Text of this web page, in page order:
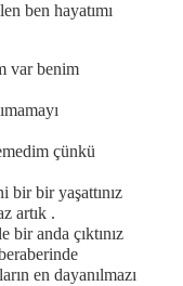
ben hayatımı
var benim
çünkü
bir bir yaşattınız
artık .
bir anda çıktınız
en dayanılmazı